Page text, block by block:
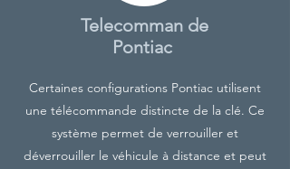
Telecomman de
Pontiac
Certaines configurations Pontiac utilisent
une télécommande distincte de la clé. Ce
système permet de verrouiller et
déverrouiller le véhicule à distance et peut